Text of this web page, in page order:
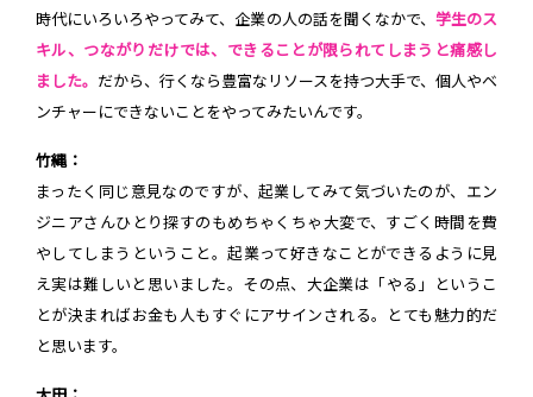
時代にいろいろやってみて、企業の人の話を聞くなかで、 学生のス
キル、つながりだけでは、できることが限られてしまうと痛感し
ました。 だから、行くなら豊富なリソースを持つ大手で、個人やベ
ンチャーにできないことをやってみたいんです。
竹縄：
まったく同じ意見なのですが、起業してみて気づいたのが、エン
ジニアさんひとり探すのもめちゃくちゃ大変で、すごく時間を費
やしてしまうということ。起業って好きなことができるように見
え実は難しいと思いました。その点、大企業は「やる」というこ
とが決まればお金も人もすぐにアサインされる。とても魅力的だ
と思います。